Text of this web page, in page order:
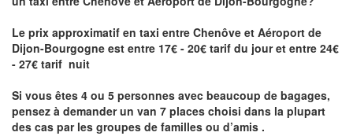
Le prix approximatif en taxi entre Chenôve et Aéroport de
Dijon-Bourgogne est entre 17€ - 20€ tarif du jour et entre 24€
- 27€ tarif nuit
Si vous êtes 4 ou 5 personnes avec beaucoup de bagages,
pensez à demander un van 7 places choisi dans la plupart
des cas par les groupes de familles ou d’amis .